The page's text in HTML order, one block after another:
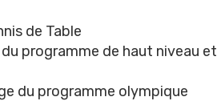
de Table
programme de haut niveau et
du programme olympique